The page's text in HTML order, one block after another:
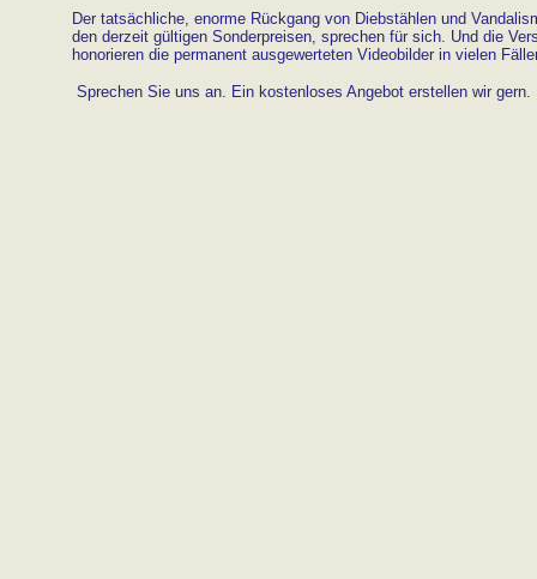
Der tatsächliche, enorme Rückgang von Diebstählen und
den derzeit gültigen Sonderpreisen, sprechen für sich. Und die
honorieren die permanent ausgewerteten Videobilder in vielen
Sprechen Sie uns an. Ein kostenloses Angebot erstellen wir gern.